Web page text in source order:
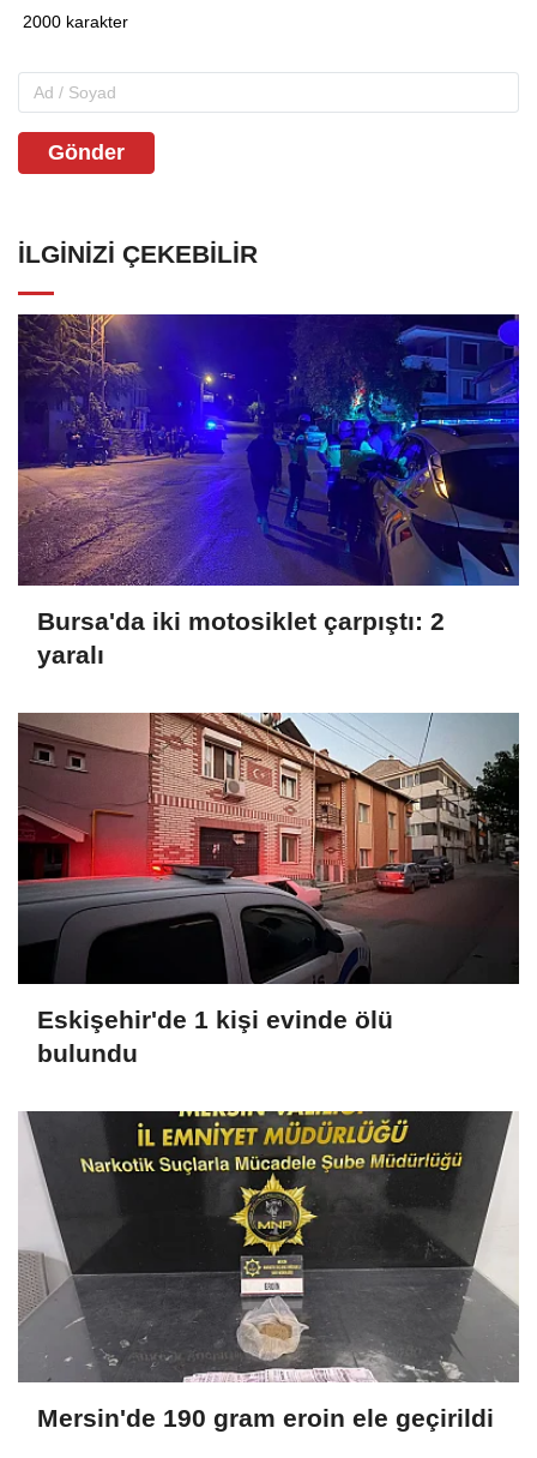
Gönder
İLGINIZI ÇEKEBILIR
Bursa'da iki motosiklet çarpıştı: 2
yaralı
Eskişehir'de 1 kişi evinde ölü
bulundu
Mersin'de 190 gram eroin ele geçirildi